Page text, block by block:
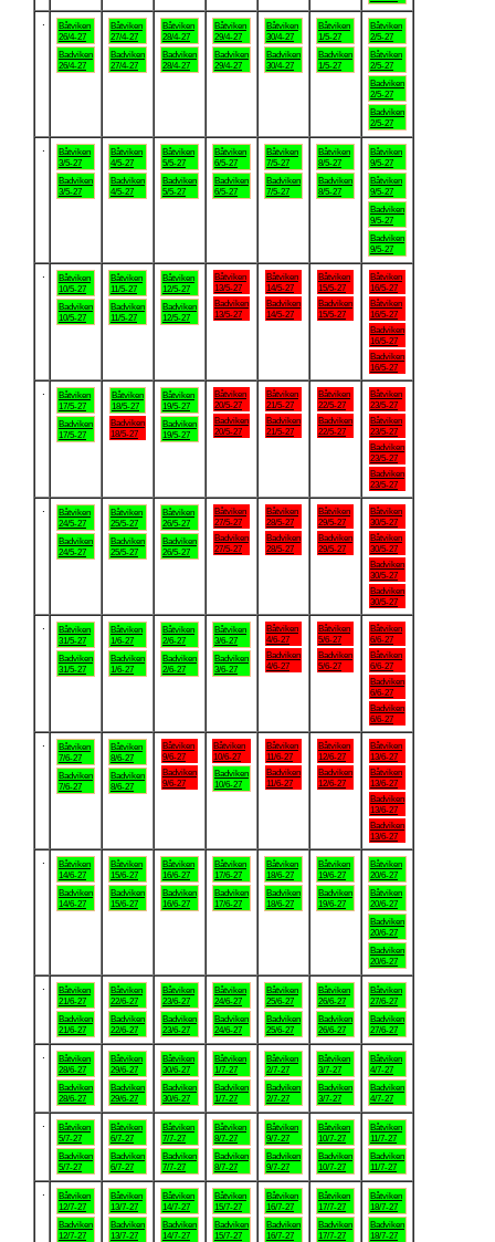
Båtviken
26/4-27
Badviken
26/4-27
Båtviken
27/4-27
Badviken
27/4-27
Båtviken
28/4-27
Badviken
28/4-27
Båtviken
29/4-27
Badviken
29/4-27
Båtviken
30/4-27
Badviken
30/4-27
Båtviken
1/5-27
Badviken
1/5-27
Båtviken
2/5-27
Båtviken
2/5-27
Badviken
2/5-27
Badviken
2/5-27
Båtviken
3/5-27
Badviken
3/5-27
Båtviken
4/5-27
Badviken
4/5-27
Båtviken
5/5-27
Badviken
5/5-27
Båtviken
6/5-27
Badviken
6/5-27
Båtviken
7/5-27
Badviken
7/5-27
Båtviken
8/5-27
Badviken
8/5-27
Båtviken
9/5-27
Båtviken
9/5-27
Badviken
9/5-27
Badviken
9/5-27
Båtviken
10/5-27
Badviken
10/5-27
Båtviken
11/5-27
Badviken
11/5-27
Båtviken
12/5-27
Badviken
12/5-27
Båtviken
13/5-27
Badviken
13/5-27
Båtviken
14/5-27
Badviken
14/5-27
Båtviken
15/5-27
Badviken
15/5-27
Båtviken
16/5-27
Båtviken
16/5-27
Badviken
16/5-27
Badviken
16/5-27
Båtviken
17/5-27
Badviken
17/5-27
Båtviken
18/5-27
Badviken
18/5-27
Båtviken
19/5-27
Badviken
19/5-27
Båtviken
20/5-27
Badviken
20/5-27
Båtviken
21/5-27
Badviken
21/5-27
Båtviken
22/5-27
Badviken
22/5-27
Båtviken
23/5-27
Båtviken
23/5-27
Badviken
23/5-27
Badviken
23/5-27
Båtviken
24/5-27
Badviken
24/5-27
Båtviken
25/5-27
Badviken
25/5-27
Båtviken
26/5-27
Badviken
26/5-27
Båtviken
27/5-27
Badviken
27/5-27
Båtviken
28/5-27
Badviken
28/5-27
Båtviken
29/5-27
Badviken
29/5-27
Båtviken
30/5-27
Båtviken
30/5-27
Badviken
30/5-27
Badviken
30/5-27
Båtviken
31/5-27
Badviken
31/5-27
Båtviken
1/6-27
Badviken
1/6-27
Båtviken
2/6-27
Badviken
2/6-27
Båtviken
3/6-27
Badviken
3/6-27
Båtviken
4/6-27
Badviken
4/6-27
Båtviken
5/6-27
Badviken
5/6-27
Båtviken
6/6-27
Båtviken
6/6-27
Badviken
6/6-27
Badviken
6/6-27
Båtviken
7/6-27
Badviken
7/6-27
Båtviken
8/6-27
Badviken
8/6-27
Båtviken
9/6-27
Badviken
9/6-27
Båtviken
10/6-27
Badviken
10/6-27
Båtviken
11/6-27
Badviken
11/6-27
Båtviken
12/6-27
Badviken
12/6-27
Båtviken
13/6-27
Båtviken
13/6-27
Badviken
13/6-27
Badviken
13/6-27
Båtviken
14/6-27
Badviken
14/6-27
Båtviken
15/6-27
Badviken
15/6-27
Båtviken
16/6-27
Badviken
16/6-27
Båtviken
17/6-27
Badviken
17/6-27
Båtviken
18/6-27
Badviken
18/6-27
Båtviken
19/6-27
Badviken
19/6-27
Båtviken
20/6-27
Båtviken
20/6-27
Badviken
20/6-27
Badviken
20/6-27
Båtviken
21/6-27
Badviken
21/6-27
Båtviken
22/6-27
Badviken
22/6-27
Båtviken
23/6-27
Badviken
23/6-27
Båtviken
24/6-27
Badviken
24/6-27
Båtviken
25/6-27
Badviken
25/6-27
Båtviken
26/6-27
Badviken
26/6-27
Båtviken
27/6-27
Badviken
27/6-27
Båtviken
28/6-27
Badviken
28/6-27
Båtviken
29/6-27
Badviken
29/6-27
Båtviken
30/6-27
Badviken
30/6-27
Båtviken
1/7-27
Badviken
1/7-27
Båtviken
2/7-27
Badviken
2/7-27
Båtviken
3/7-27
Badviken
3/7-27
Båtviken
4/7-27
Badviken
4/7-27
Båtviken
5/7-27
Badviken
5/7-27
Båtviken
6/7-27
Badviken
6/7-27
Båtviken
7/7-27
Badviken
7/7-27
Båtviken
8/7-27
Badviken
8/7-27
Båtviken
9/7-27
Badviken
9/7-27
Båtviken
10/7-27
Badviken
10/7-27
Båtviken
11/7-27
Badviken
11/7-27
Båtviken
12/7-27
Badviken
12/7-27
Båtviken
13/7-27
Badviken
13/7-27
Båtviken
14/7-27
Badviken
14/7-27
Båtviken
15/7-27
Badviken
15/7-27
Båtviken
16/7-27
Badviken
16/7-27
Båtviken
17/7-27
Badviken
17/7-27
Båtviken
18/7-27
Badviken
18/7-27